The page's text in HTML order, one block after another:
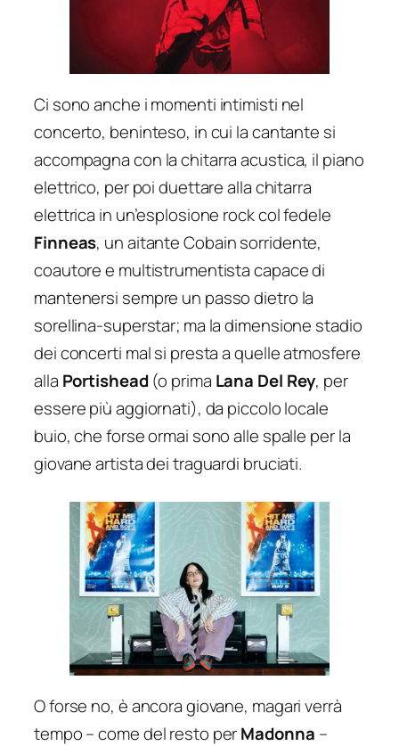
Ci sono anche i momenti intimisti nel
concerto, beninteso, in cui la cantante si
accompagna con la chitarra acustica, il piano
elettrico, per poi duettare alla chitarra
elettrica in un’esplosione rock col fedele
Finneas, un aitante Cobain sorridente,
coautore e multistrumentista capace di
mantenersi sempre un passo dietro la
sorellina-superstar; ma la dimensione stadio
dei concerti mal si presta a quelle atmosfere
alla Portishead(o prima Lana Del Rey, per
essere più aggiornati), da piccolo locale
buio, che forse ormai sono alle spalle per la
giovane artista dei traguardi bruciati.
O forse no, è ancora giovane, magari verrà
tempo – come del resto perMadonna –